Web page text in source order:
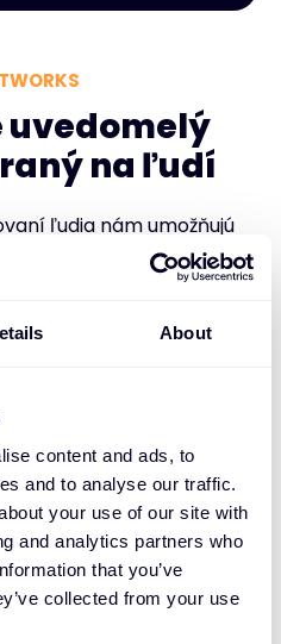
About
content and ads, to
and to analyse our traffic.
your use of our site with
and analytics partners who
that you’ve
collected from your use
uvedomelý
na ľudí
ľudia nám umožňujú
odhodlaní podporovať,
kultúru, ktorá
sú pre nás
Ako globálna
obchodného úspechu a
zodpovednosti.
DEI